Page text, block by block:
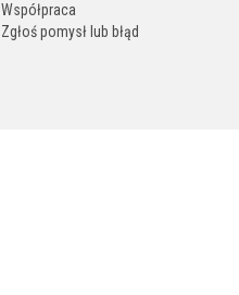
Współpraca
Zgłoś pomysł lub błąd